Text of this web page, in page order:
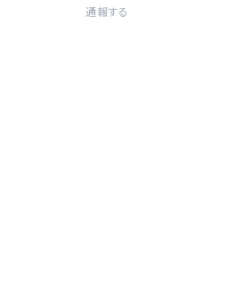
通報する